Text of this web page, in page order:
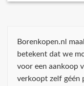
Borenkopen.nl
betekent dat we
voor een aankoop
verkoopt zelf